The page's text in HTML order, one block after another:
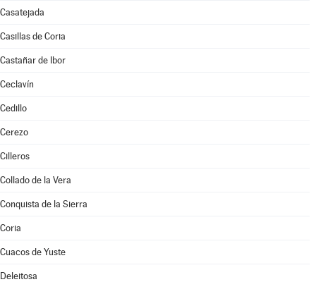
Casatejada
Casillas de Coria
Castañar de Ibor
Ceclavín
Cedillo
Cerezo
Cilleros
Collado de la Vera
Conquista de la Sierra
Coria
Cuacos de Yuste
Deleitosa